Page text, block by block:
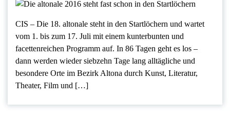
CIS – Die 18. altonale steht in den Startlöchern und wartet
vom 1. bis zum 17. Juli mit einem kunterbunten und
facettenreichen Programm auf. In 86 Tagen geht es los –
dann werden wieder siebzehn Tage lang alltägliche und
besondere Orte im Bezirk Altona durch Kunst, Literatur,
Theater, Film und […]